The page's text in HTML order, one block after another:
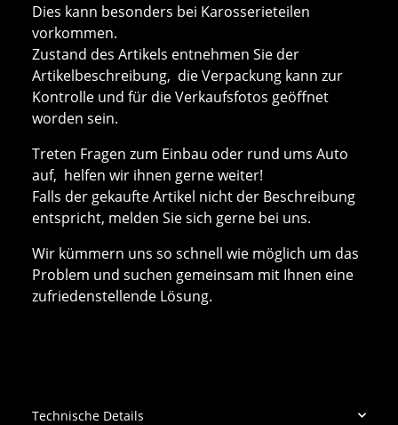
Dies kann besonders bei Karosserieteilen
vorkommen.
Zustand des Artikels entnehmen Sie der
Artikelbeschreibung, die Verpackung kann zur
Kontrolle und für die Verkaufsfotos geöffnet
worden sein.
Treten Fragen zum Einbau oder rund ums Auto
auf, helfen wir ihnen gerne weiter!
Falls der gekaufte Artikel nicht der Beschreibung
entspricht, melden Sie sich gerne bei uns.
Wir kümmern uns so schnell wie möglich um das
Problem und suchen gemeinsam mit Ihnen eine
zufriedenstellende Lösung.
Technische Details